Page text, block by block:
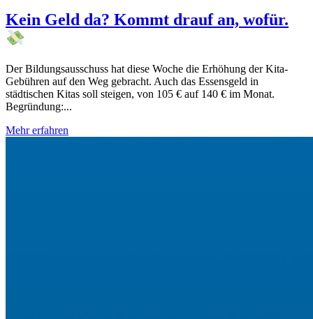
Kein Geld da? Kommt drauf an, wofür.
Der Bildungsausschuss hat diese Woche die Erhöhung der Kita-
Gebühren auf den Weg gebracht. Auch das Essensgeld in
städtischen Kitas soll steigen, von 105 € auf 140 € im Monat.
Begründung:...
Mehr erfahren